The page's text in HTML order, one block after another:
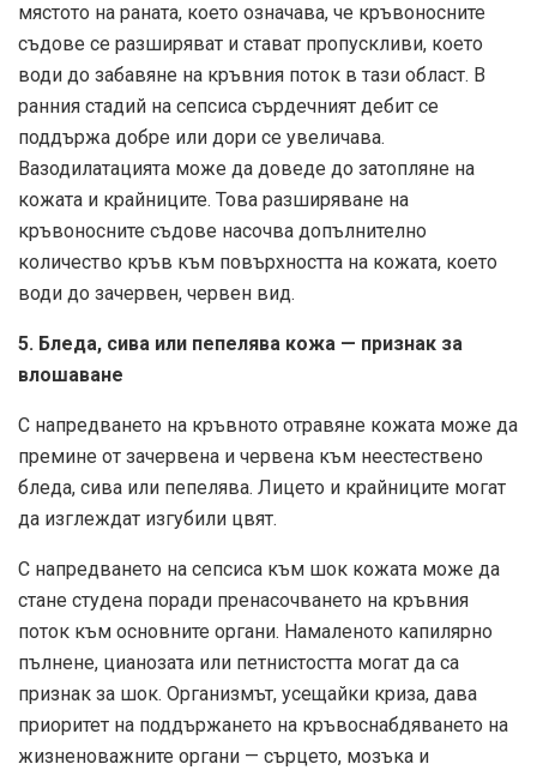
мястото на раната, което означава, че кръвоносните
съдове се разширяват и стават пропускливи, което
води до забавяне на кръвния поток в тази област. В
ранния стадий на сепсиса сърдечният дебит се
поддържа добре или дори се увеличава.
Вазодилатацията може да доведе до затопляне на
кожата и крайниците. Това разширяване на
кръвоносните съдове насочва допълнително
количество кръв към повърхността на кожата, което
води до зачервен, червен вид.
5. Бледа, сива или пепелява кожа — признак за
влошаване
С напредването на кръвното отравяне кожата може да
премине от зачервена и червена към неестествено
бледа, сива или пепелява. Лицето и крайниците могат
да изглеждат изгубили цвят.
С напредването на сепсиса към шок кожата може да
стане студена поради пренасочването на кръвния
поток към основните органи. Намаленото капилярно
пълнене, цианозата или петнистостта могат да са
признак за шок. Организмът, усещайки криза, дава
приоритет на поддържането на кръвоснабдяването на
жизненоважните органи — сърцето, мозъка и